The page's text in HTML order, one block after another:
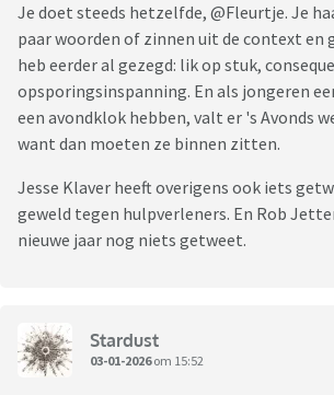
Je doet steeds hetzelfde, @Fleurtje. Je
paar woorden of zinnen uit de context en
heb eerder al gezegd: lik op stuk,
opsporingsinspanning. En als jongeren
een avondklok hebben, valt er 's Avonds
want dan moeten ze binnen zitten.
Jesse Klaver heeft overigens ook iets
geweld tegen hulpverleners. En Rob
nieuwe jaar nog niets getweet.
Stardust
03-01-2026om 15:52